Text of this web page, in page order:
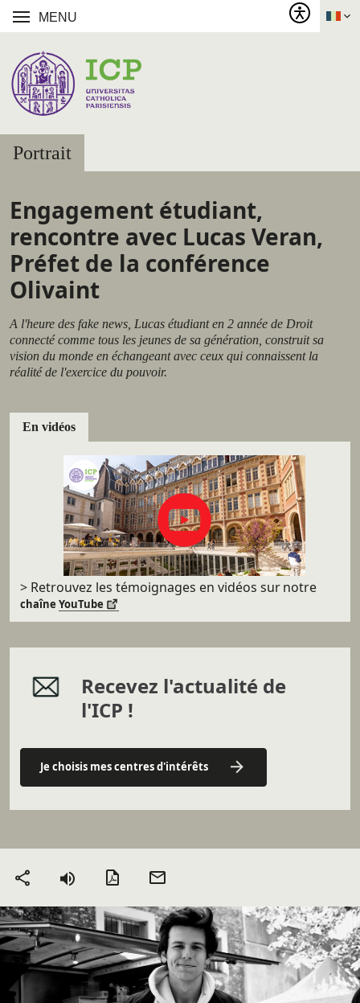
MENU
Portrait
Engagement étudiant,
rencontre avec Lucas Veran,
Préfet de la conférence
Olivaint
A l'heure des fake news, Lucas étudiant en 2 année de Droit
connecté comme tous les jeunes de sa génération, construit sa
vision du monde en échangeant avec ceux qui connaissent la
réalité de l'exercice du pouvoir.
En vidéos
> Retrouvez les témoignages en vidéos surnotre
chaîne YouTube
Recevez l'actualité de
l'ICP !
Je choisis mes centres d'intérêts
Partager Version PDF